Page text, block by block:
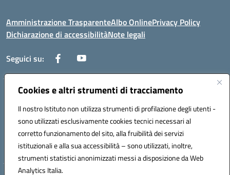
Cookies e altri strumenti di tracciamento
Il nostro Istituto non utilizza strumenti di profilazione degli utenti -
sono utilizzati esclusivamente cookies tecnici necessari al
corretto funzionamento del sito, alla fruibilità dei servizi
istituzionali e alla sua accessibilità – sono utilizzati, inoltre,
strumenti statistici anonimizzati messi a disposizione da Web
Analytics Italia.
Amministrazione TrasparenteAlbo OnlinePrivacy Policy
Dichiarazione di accessibilitàNote legali
Seguici su:
Via Negroni - 87100 Cosenza
Telefono e Fax: 098433104
Mail: csic898008@istruzione.it - PEC: csic898008@pec.istruzione.it
Codice univoco ufficio: UFUEI1
Codice meccanografico: CSIC898008
Codice fiscale: 98094050782